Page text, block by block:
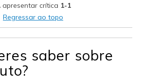
Feels true to width
Feels true to size
Shoes are for Wearing
apresentar crítica 1-1
Regressar ao topo
saber sobre